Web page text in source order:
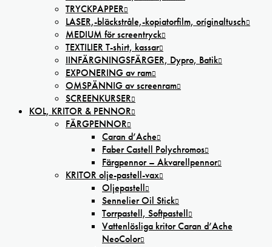
TRYCKPAPPER
LASER,-bläckstråle,-kopiatorfilm, oríginaltusch
MEDIUM för screentryck
TEXTILIER T-shirt, kassar
IINFÄRGNINGSFÄRGER, Dypro, Batik
EXPONERING av ram
OMSPÄNNIG av screenram
SCREENKURSER
KOL, KRITOR & PENNOR
FÄRGPENNOR
Caran d’Ache
Faber Castell Polychromos
Färgpennor – Akvarellpennor
KRITOR olje-pastell-vax
Oljepastell
Sennelier Oil Stick
Torrpastell, Softpastell
Vattenlösliga kritor Caran d’Ache
NeoColor